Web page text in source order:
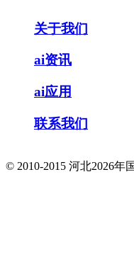
关于我们
ai资讯
ai应用
联系我们
© 2010-2015 河北2026年